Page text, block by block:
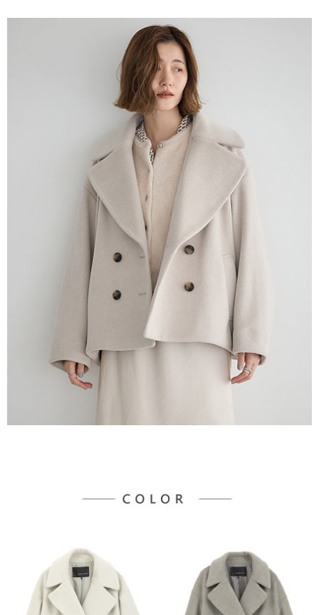
法說明評估內容。
1.分期款項不併入電信帳單，「大哥付你分期」於每月結算日後寄送繳費提
2.透過簡訊連結打開帳單後，可選擇「超商條碼／台灣大直營門市／銀行轉
帳／街口支付／iPASS MONEY」等通路繳費。
1.本服務係由「台灣大哥大股份有限公司」（以下簡稱本公司）所提供，讓
用戶於交易時，得透過本服務購買商品或服務，並由商店將買賣／分期付款
買賣價金債權讓與本公司後，依約使用本公司帳單繳交帳款。
2.基於同意付款使用「大哥付你分期」之契約關係目的，商店將以您的個人
資料（包含姓名、電話或地址）提供予台灣大哥大進項蒐集、處理及利用，
由本公司與您本人進行分期帳單所需資料之確認、核對及更正。
3.完整用戶服務條款，請詳閱以下連結：
https://oppay.tw/userRule
３．安心：先確認商品／服務後，再付款。
【「AFTEE先享後付」結帳流程】
１．於結帳方式選擇「AFTEE先享後付」後，將跳轉至「AFTEE先享後付」
結帳頁面，進行簡訊認證並確認金額後，即可完成結帳。
２．訂單成立數日內，您將收到繳費通知簡訊。
３．收到繳費通知簡訊後14天內，點擊此簡訊中的連結，可透過四大超商／
ATM／網路銀行／等多元方式進行付款，方視為交易完成。
※ 請注意：結帳手續完成當下不需立刻繳費，但若您需要取消訂單，請聯絡
購買商品的店家。未經商家同意取消之訂單仍視為有效，需透過AFTEE先享
※ 交易是否成功請以「AFTEE先享後付 」之結帳頁面顯示為準，若有關於
是否繳費成功／繳費後需取消欲退款等相關疑問，請聯繫「AFTEE先享後付
https://netprotections.freshdesk.com/support/home
１．透過由恩沛科技股份有限公司提供之「AFTEE先享後付」服務完成之交
易，需依本服務之必要範圍內提供個人資料，並將交易相關給付款項請求債
權轉讓予恩沛科技股份有限公司。
２．關於個人資料處理事宜，請瀏覽以下網址：
https://aftee.tw/terms/#terms3
３．未成年的使用者請事先徵得法定代理人或監護人之同意方可使用
「AFTEE先享後付」，若未經同意申辦者引起之損失，本公司不負相關責
４．使用「AFTEE先享後付」時，將依據個別帳號之用戶狀況，依本公司即
時審查核予不同之上限額度；若仍有額度不足之情形，本公司將視審查結果
請求用戶進行身份認證。
５．嚴禁一人註冊多個帳號或使用他人資訊註冊。若發現惡意使用之情形，
恩沛科技股份有限公司將有權停止該用戶之使用額度並採取法律行動。
每筆NT$60，滿NT$388(含以上)免運費
每筆NT$60，滿NT$388(含以上)免運費
每筆NT$60，滿NT$888(含以上)免運費
每筆NT$60，滿NT$888(含以上)免運費
每筆NT$60，滿NT$888(含以上)免運費
每筆NT$60，滿NT$888(含以上)免運費
每筆NT$90，滿NT$888(含以上)免運費